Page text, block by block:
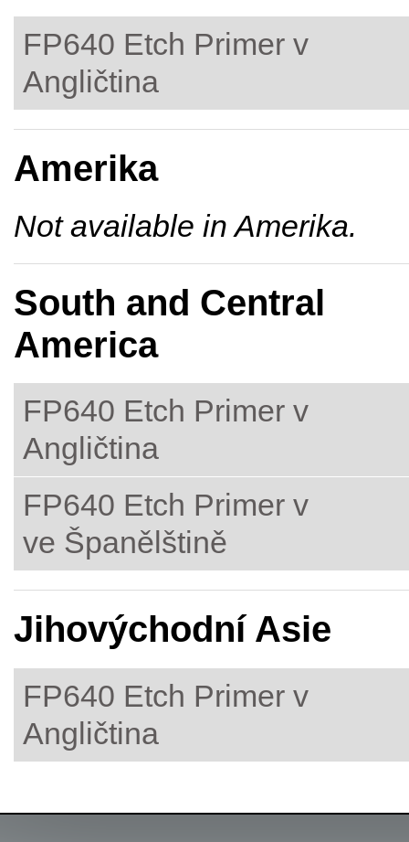
FP640 Etch Primer v
Angličtina
Amerika
Not available in Amerika.
South and Central
America
FP640 Etch Primer v
Angličtina
FP640 Etch Primer v
ve Španělštině
Jihovýchodní Asie
FP640 Etch Primer v
Angličtina